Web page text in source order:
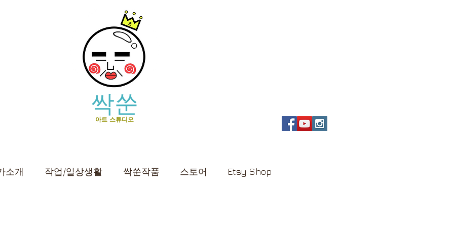
싹쑨
아트 스튜디오
소개 작업/일상생활 싹쑨작품 스토어 Etsy Shop